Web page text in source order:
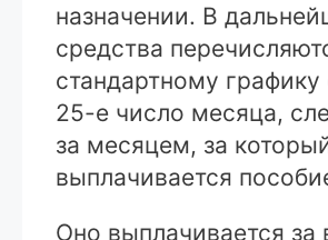
назначении. В
средства
стандартному графику
25-е число месяца,
за месяцем, за
выплачивается
Оно выплачивается за